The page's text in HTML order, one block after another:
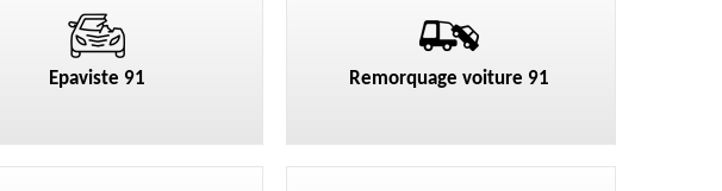
Epaviste 91 Remorquage voiture 91